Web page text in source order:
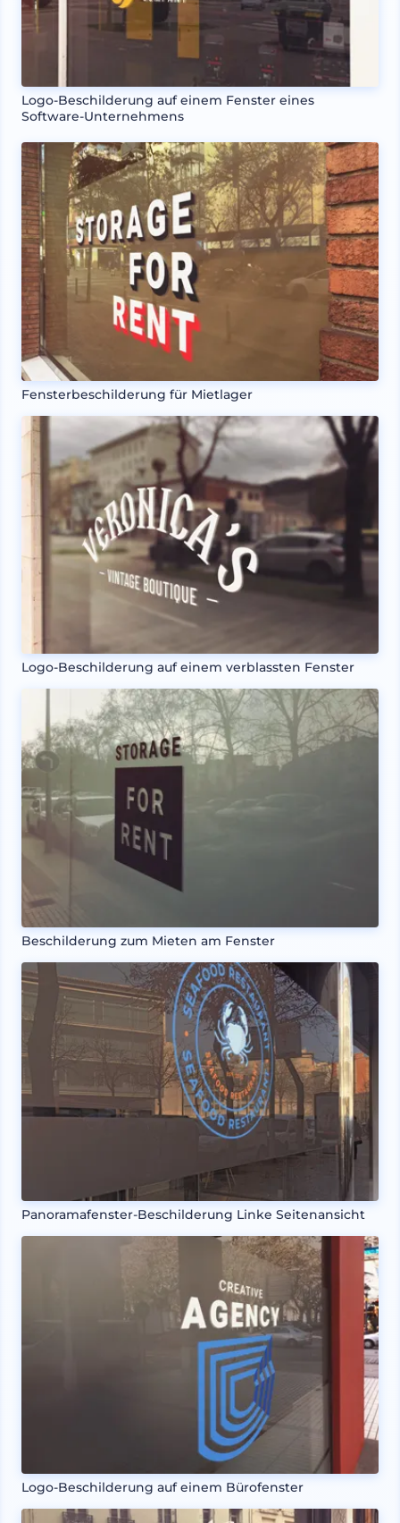
Logo-Beschilderung auf einem Fenster eines
Software-Unternehmens
Fensterbeschilderung für Mietlager
Logo-Beschilderung auf einem verblassten Fenster
Beschilderung zum Mieten am Fenster
Panoramafenster-Beschilderung Linke Seitenansicht
Logo-Beschilderung auf einem Bürofenster